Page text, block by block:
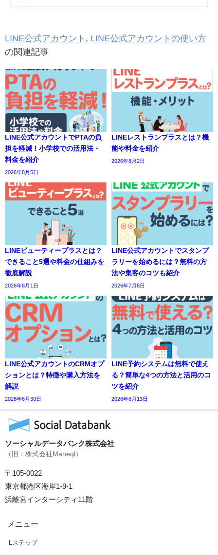
LINE公式アカウント , LINE公式アカウントの使い方
の関連記事
LINE公式アカウントでPTAの負
担を軽減！小学校での活用法・
料金を紹介
2026年8月5日
LINEレストランプラスとは？機
能や料金を紹介
2026年8月2日
LINEビューティープラスとは？
できること5選や料金の仕組みを
徹底解説
2026年8月1日
LINE公式アカウントでスタンプ
ラリーを始めるには？無料の方
法や集客のコツも紹介
2026年7月8日
LINE公式アカウントのCRMオプ
ションとは？特徴や購入方法を
解説
2026年6月30日
LINE予約システムは無料で使え
る？簡単な4つの方法と活用のコ
ツを紹介
2026年6月13日
ソーシャルデータバンク株式会社
（旧：株式会社Maneql）
〒105-0022
東京都港区海岸1-9-1
浜離宮インターシティ11階
メニュー
Lステップ